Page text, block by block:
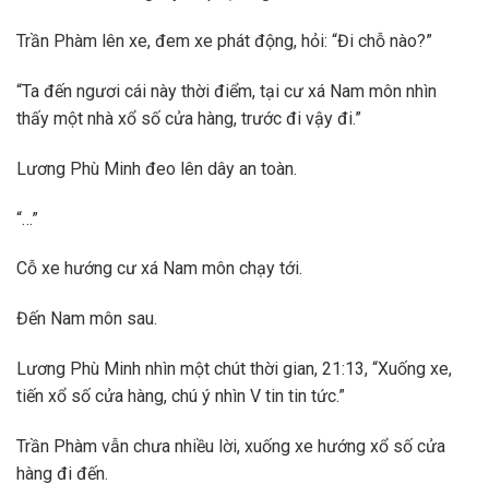
Trần Phàm lên xe, đem xe phát động, hỏi: “Đi chỗ nào?”
“Ta đến ngươi cái này thời điểm, tại cư xá Nam môn nhìn
thấy một nhà xổ số cửa hàng, trước đi vậy đi.”
Lương Phù Minh đeo lên dây an toàn.
“…”
Cỗ xe hướng cư xá Nam môn chạy tới.
Đến Nam môn sau.
Lương Phù Minh nhìn một chút thời gian, 21:13, “Xuống xe,
tiến xổ số cửa hàng, chú ý nhìn V tin tin tức.”
Trần Phàm vẫn chưa nhiều lời, xuống xe hướng xổ số cửa
hàng đi đến.